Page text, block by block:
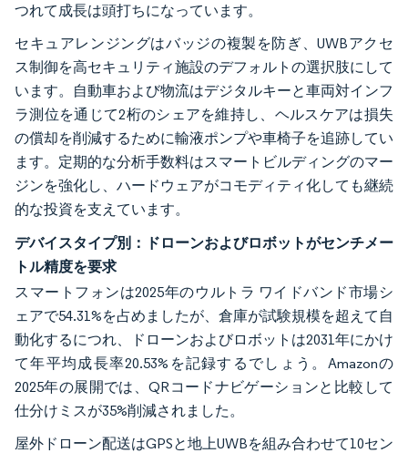
つれて成長は頭打ちになっています。
セキュアレンジングはバッジの複製を防ぎ、UWBアクセ
ス制御を高セキュリティ施設のデフォルトの選択肢にして
います。自動車および物流はデジタルキーと車両対インフ
ラ測位を通じて2桁のシェアを維持し、ヘルスケアは損失
の償却を削減するために輸液ポンプや車椅子を追跡してい
ます。定期的な分析手数料はスマートビルディングのマー
ジンを強化し、ハードウェアがコモディティ化しても継続
的な投資を支えています。
デバイスタイプ別：ドローンおよびロボットがセンチメー
トル精度を要求
スマートフォンは2025年のウルトラ ワイドバンド市場シ
ェアで54.31%を占めましたが、倉庫が試験規模を超えて自
動化するにつれ、ドローンおよびロボットは2031年にかけ
て年平均成長率20.53%を記録するでしょう。Amazonの
2025年の展開では、QRコードナビゲーションと比較して
仕分けミスが35%削減されました。
屋外ドローン配送はGPSと地上UWBを組み合わせて10セン